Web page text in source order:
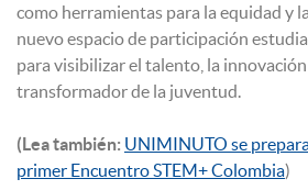
como herramientas para la equidad y
nuevo espacio de participación
para visibilizar el talento, la
transformador de la juventud.
(Lea también: UNIMINUTO se
primer Encuentro STEM+ Colombia)